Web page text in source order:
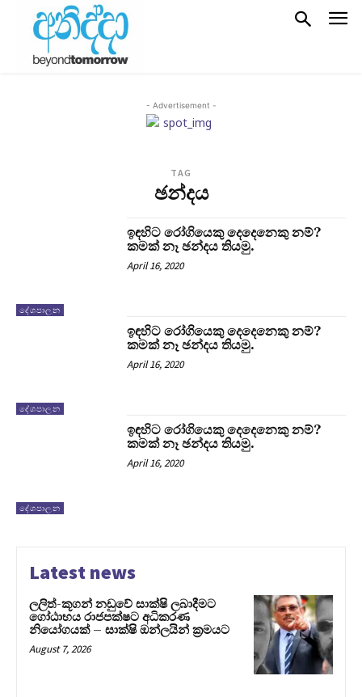
- Advertisement -
TAG
ඡන්දය
දේශපාලන
ඉඳහිට රෝගියෙකු දෙදෙනෙකු නම්?
කමක් නෑ ඡන්දය තියමු.
April 16, 2020
දේශපාලන
ඉඳහිට රෝගියෙකු දෙදෙනෙකු නම්?
කමක් නෑ ඡන්දය තියමු.
April 16, 2020
දේශපාලන
ඉඳහිට රෝගියෙකු දෙදෙනෙකු නම්?
කමක් නෑ ඡන්දය තියමු.
April 16, 2020
Latest news
ලලිත්-කූගන් නඩුවේ සාක්ෂි ලබාදීමට
ගෝඨාභය රාජපක්ෂට අධිකරණ
නියෝගයක් – සාක්ෂි ඔන්ලයින් ක්‍රමයට
August 7, 2026